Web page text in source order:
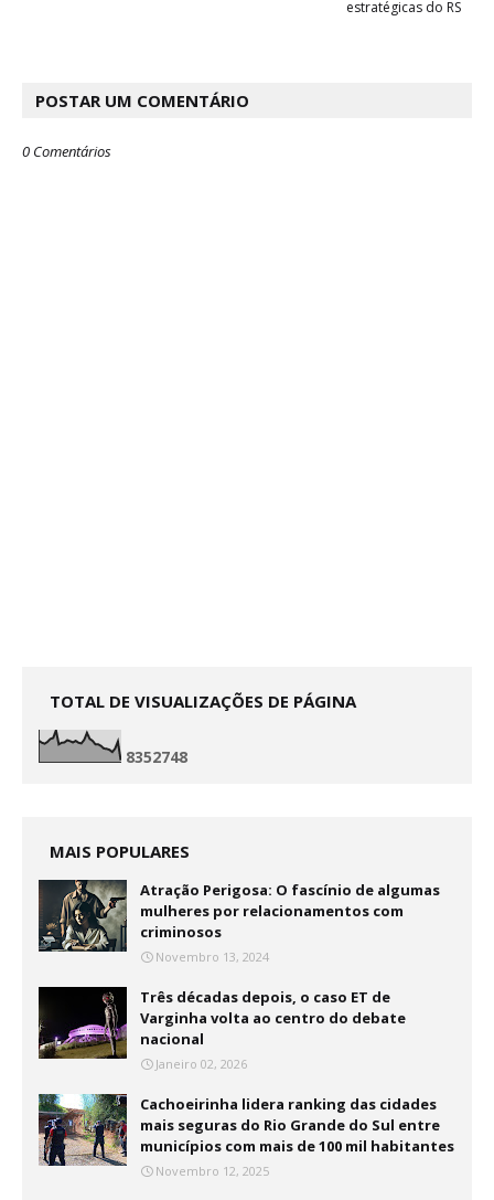
estratégicas do RS
POSTAR UM COMENTÁRIO
0 Comentários
TOTAL DE VISUALIZAÇÕES DE PÁGINA
8352748
MAIS POPULARES
Atração Perigosa: O fascínio de algumas
mulheres por relacionamentos com
criminosos
Novembro 13, 2024
Três décadas depois, o caso ET de
Varginha volta ao centro do debate
nacional
Janeiro 02, 2026
Cachoeirinha lidera ranking das cidades
mais seguras do Rio Grande do Sul entre
municípios com mais de 100 mil habitantes
Novembro 12, 2025